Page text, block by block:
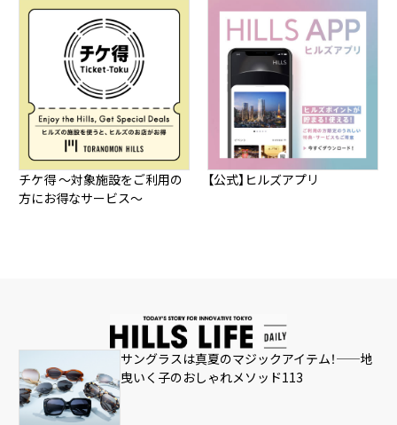
チケ得 ～対象施設をご利用の
方にお得なサービス～
【公式】ヒルズアプリ
サングラスは真夏のマジックアイテム！——地
曳いく子のおしゃれメソッド113